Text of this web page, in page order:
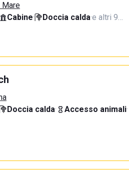
Mare
Cabine· Doccia calda·e altri 9…
Doccia calda· Accesso animali·